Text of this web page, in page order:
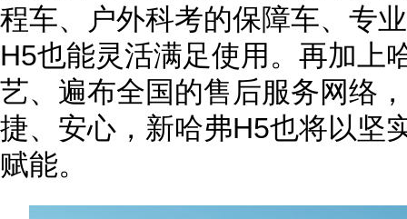
程车、户外科考的保障车、专
H5也能灵活满足使用。再加上
艺、遍布全国的售后服务网络
捷、安心，新哈弗H5也将以坚
赋能。